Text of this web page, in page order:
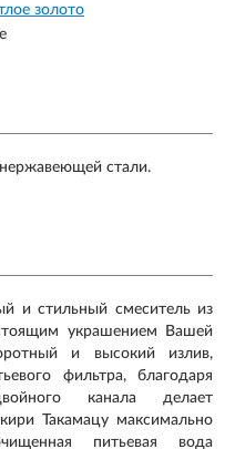
золото
нержавеющей стали.
и стильный смеситель из
украшением Вашей
и высокий излив,
фильтра, благодаря
канала делает
Такамацу максимально
питьевая вода